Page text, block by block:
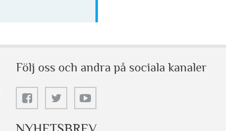
Följ oss och andra på sociala kanaler